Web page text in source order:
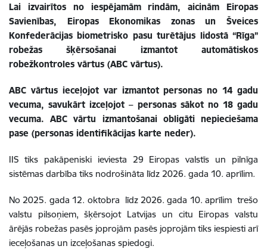
Lai izvairītos no iespējamām rindām, aicinām Eiropas
Savienības, Eiropas Ekonomikas zonas un Šveices
Konfederācijas biometrisko pasu turētājus lidostā “Rīga”
robežas šķērsošanai izmantot automātiskos
robežkontroles vārtus (ABC vārtus).
ABC vārtus ieceļojot var izmantot personas no 14 gadu
vecuma, savukārt izceļojot – personas sākot no 18 gadu
vecuma. ABC vārtu izmantošanai obligāti nepieciešama
pase (personas identifikācijas karte neder).
IIS tiks pakāpeniski ieviesta 29 Eiropas valstīs un pilnīga
sistēmas darbība tiks nodrošināta līdz 2026. gada 10. aprīlim.
No 2025. gada 12. oktobra līdz 2026. gada 10. aprīlim trešo
valstu pilsoņiem, šķērsojot Latvijas un citu Eiropas valstu
ārējās robežas pasēs joprojām pasēs joprojām tiks iespiesti arī
ieceļošanas un izceļošanas spiedogi.